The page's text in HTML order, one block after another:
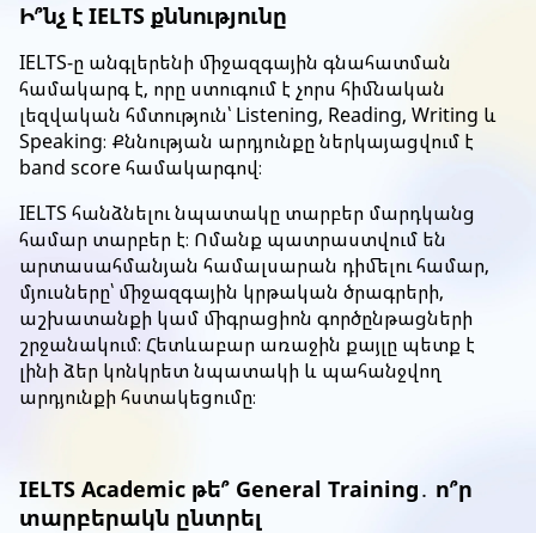
Ի՞նչ է IELTS քննությունը
IELTS-ը անգլերենի միջազգային գնահատման
համակարգ է, որը ստուգում է չորս հիմնական
լեզվական հմտություն՝ Listening, Reading, Writing և
Speaking։ Քննության արդյունքը ներկայացվում է
band score համակարգով։
IELTS հանձնելու նպատակը տարբեր մարդկանց
համար տարբեր է։ Ոմանք պատրաստվում են
արտասահմանյան համալսարան դիմելու համար,
մյուսները՝ միջազգային կրթական ծրագրերի,
աշխատանքի կամ միգրացիոն գործընթացների
շրջանակում։ Հետևաբար առաջին քայլը պետք է
լինի ձեր կոնկրետ նպատակի և պահանջվող
արդյունքի հստակեցումը։
IELTS Academic թե՞ General Training․ ո՞ր
տարբերակն ընտրել